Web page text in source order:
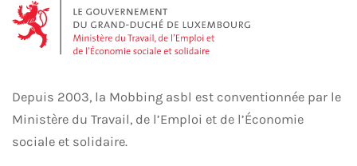
Depuis 2003, la Mobbing asbl est conventionnée par le
Ministère du Travail, de l’Emploi et de l’Économie
sociale et solidaire.